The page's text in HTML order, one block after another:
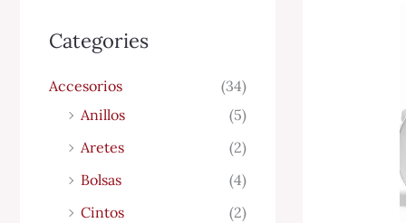
Categories
Accesorios
(34)
Anillos
(5)
Aretes
(2)
Bolsas
(4)
Cintos
(2)